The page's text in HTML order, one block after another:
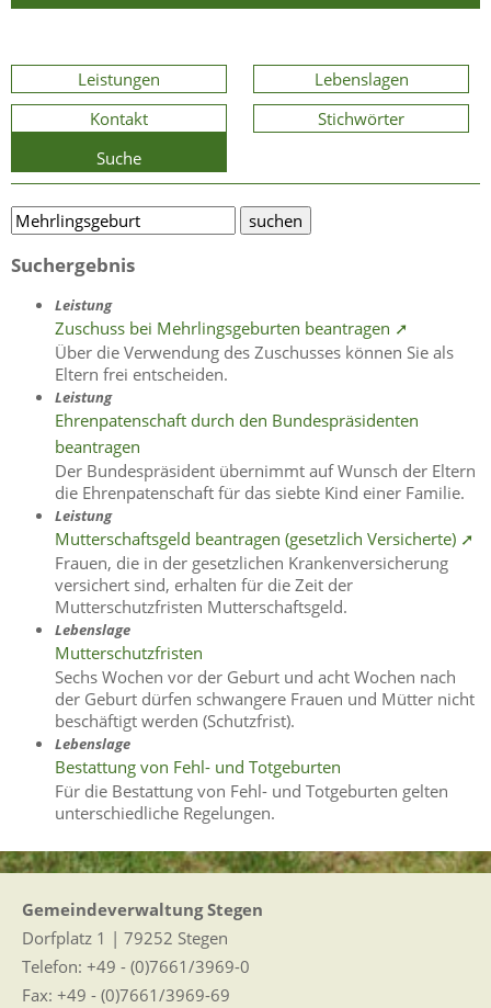
Leistungen
Lebenslagen
Kontakt
Stichwörter
Suche
Suchergebnis
Leistung
Zuschuss bei Mehrlingsgeburten beantragen ➚
Über die Verwendung des Zuschusses können Sie als
Eltern frei entscheiden.
Leistung
Ehrenpatenschaft durch den Bundespräsidenten
beantragen
Der Bundespräsident übernimmt auf Wunsch der Eltern
die Ehrenpatenschaft für das siebte Kind einer Familie.
Leistung
Mutterschaftsgeld beantragen (gesetzlich Versicherte) ➚
Frauen, die in der gesetzlichen Krankenversicherung
versichert sind, erhalten für die Zeit der
Mutterschutzfristen Mutterschaftsgeld.
Lebenslage
Mutterschutzfristen
Sechs Wochen vor der Geburt und acht Wochen nach
der Geburt dürfen schwangere Frauen und Mütter nicht
beschäftigt werden (Schutzfrist).
Lebenslage
Bestattung von Fehl- und Totgeburten
Für die Bestattung von Fehl- und Totgeburten gelten
unterschiedliche Regelungen.
Gemeindeverwaltung Stegen
Dorfplatz 1 | 79252 Stegen
Telefon: +49 - (0)7661/3969-0
Fax: +49 - (0)7661/3969-69